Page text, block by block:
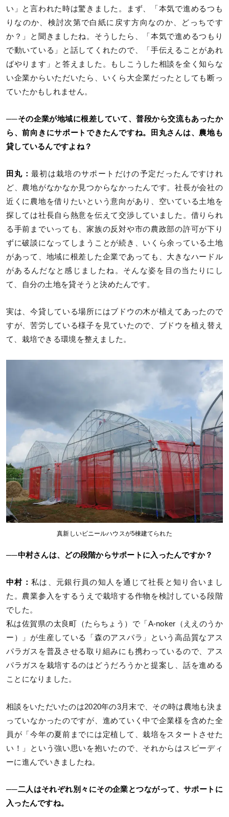
い」と言われた時は驚きました。まず、「本気で進めるつも
りなのか、検討次第で白紙に戻す方向なのか、どっちです
か？」と聞きましたね。そうしたら、「本気で進めるつもり
で動いている」と話してくれたので、「手伝えることがあれ
ばやります」と答えました。もしこうした相談を全く知らな
い企業からいただいたら、いくら大企業だったとしても断っ
ていたかもしれません。
──その企業が地域に根差していて、普段から交流もあったか
ら、前向きにサポートできたんですね。田丸さんは、農地も
貸しているんですよね？
田丸：最初は栽培のサポートだけの予定だったんですけれ
ど、農地がなかなか見つからなかったんです。社長が会社の
近くに農地を借りたいという意向があり、空いている土地を
探しては社長自ら熱意を伝えて交渉していました。借りられ
る手前までいっても、家族の反対や市の農政部の許可が下り
ずに破談になってしまうことが続き、いくら余っている土地
があって、地域に根差した企業であっても、大きなハードル
があるんだなと感じましたね。そんな姿を目の当たりにし
て、自分の土地を貸そうと決めたんです。
実は、今貸している場所にはブドウの木が植えてあったので
すが、苦労している様子を見ていたので、ブドウを植え替え
て、栽培できる環境を整えました。
真新しいビニールハウスが5棟建てられた
──中村さんは、どの段階からサポートに入ったんですか？
中村：私は、元銀行員の知人を通じて社長と知り合いまし
た。農業参入をするうえで栽培する作物を検討している段階
でした。
私は佐賀県の太良町（たらちょう）で「A-noker（ええのうか
ー）」が生産している「森のアスパラ」という高品質なアス
パラガスを普及させる取り組みにも携わっているので、アス
パラガスを栽培するのはどうだろうかと提案し、話を進める
ことになりました。
相談をいただいたのは2020年の3月末で、その時は農地も決ま
っていなかったのですが、進めていく中で企業様を含めた全
員が「今年の夏前までには定植して、栽培をスタートさせた
い！」という強い思いを抱いたので、それからはスピーディ
ーに進んでいきましたね。
──二人はそれぞれ別々にその企業とつながって、サポートに
入ったんですね。